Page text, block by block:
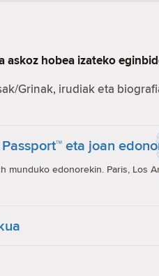
askoz hobea izateko
Grinak, irudiak eta
eta joan
munduko edonorekin. Paris, Los